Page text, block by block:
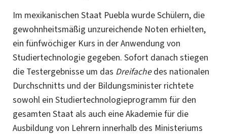
Im mexikanischen Staat Puebla wurde Schülern, die
gewohnheitsmäßig unzureichende Noten erhielten,
ein fünfwöchiger Kurs in der Anwendung von
Studiertechnologie gegeben. Sofort danach stiegen
die Testergebnisse um das Dreifachedes nationalen
Durchschnitts und der Bildungsminister richtete
sowohl ein Studiertechnologieprogramm für den
gesamten Staat als auch eine Akademie für die
Ausbildung von Lehrern innerhalb des Ministeriums